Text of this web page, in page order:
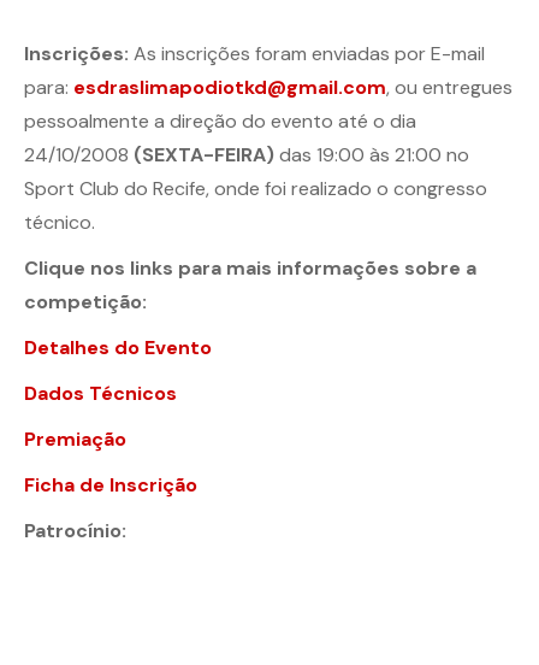
Inscrições: As inscrições foram enviadas por E-mail
para: esdraslimapodiotkd@gmail.com, ou entregues
pessoalmente a direção do evento até o dia
24/10/2008 (SEXTA-FEIRA)das 19:00 às 21:00 no
Sport Club do Recife, onde foi realizado o congresso
técnico.
Clique nos links para mais informações sobre a
competição:
Detalhes do Evento
Dados Técnicos
Premiação
Ficha de Inscrição
Patrocínio: